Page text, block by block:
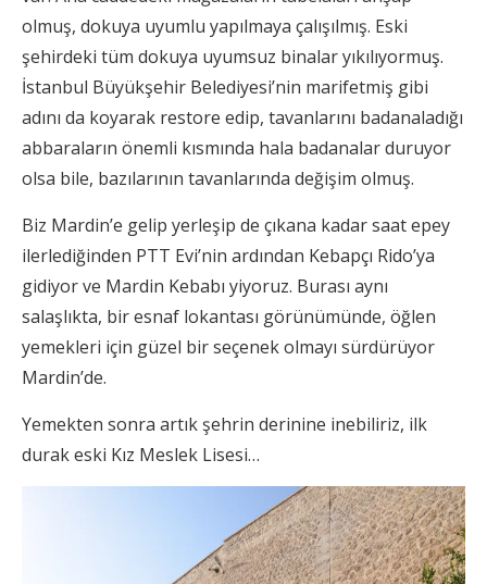
olmuş, dokuya uyumlu yapılmaya çalışılmış. Eski
şehirdeki tüm dokuya uyumsuz binalar yıkılıyormuş.
İstanbul Büyükşehir Belediyesi’nin marifetmiş gibi
adını da koyarak restore edip, tavanlarını badanaladığı
abbaraların önemli kısmında hala badanalar duruyor
olsa bile, bazılarının tavanlarında değişim olmuş.
Biz Mardin’e gelip yerleşip de çıkana kadar saat epey
ilerlediğinden PTT Evi’nin ardından Kebapçı Rido’ya
gidiyor ve Mardin Kebabı yiyoruz. Burası aynı
salaşlıkta, bir esnaf lokantası görünümünde, öğlen
yemekleri için güzel bir seçenek olmayı sürdürüyor
Mardin’de.
Yemekten sonra artık şehrin derinine inebiliriz, ilk
durak eski Kız Meslek Lisesi…